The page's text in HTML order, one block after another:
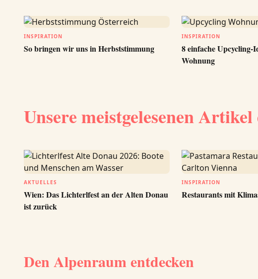
INSPIRATION
So bringen wir uns in Herbststimmung
INSPIRATION
8 einfache Upcycling-
Wohnung
Unsere meistgelesenen
AKTUELLES
Wien: Das Lichterlfest an der Alten Donau
ist zurück
INSPIRATION
Restaurants mit
Den Alpenraum entdecken